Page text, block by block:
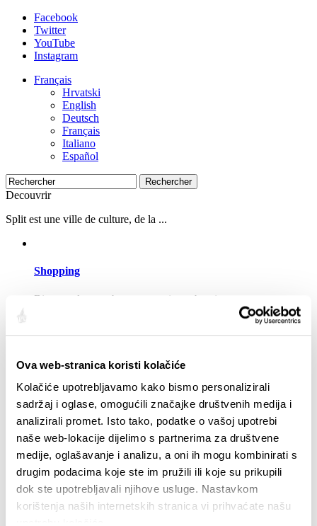
Ova web-stranica koristi kolačiće
Kolačiće upotrebljavamo kako bismo personalizirali
sadržaj i oglase, omogućili značajke društvenih medija i
analizirali promet. Isto tako, podatke o vašoj upotrebi
naše web-lokacije dijelimo s partnerima za društvene
medije, oglašavanje i analizu, a oni ih mogu kombinirati s
drugim podacima koje ste im pružili ili koje su prikupili
dok ste upotrebljavali njihove usluge. Nastavkom
korištenja naših internetskih stranica vi prihvaćate našu
Facebook
Twitter
YouTube
Instagram
Français
Hrvatski
English
Deutsch
Français
Italiano
Español
Rechercher
Decouvrir
Split est une ville de culture, de la ...
Shopping
Bien que les nombreux magasins et boutiques se trouvent
dans les centres commerciaux, la principale rue pour le
shopping en ville est la rue Marmontova (rue du maréchal
Marmont). Vous y trouverez, outre les grandes marques, tels
avec des produits de la mode croate, des magasins de
Activités pour les enfants
Plus
<<
1
2